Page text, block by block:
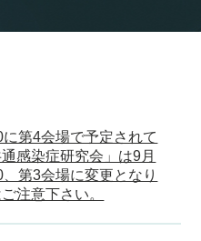
第4会場で予定されて
感染症研究会」は9月
第3会場に変更となり
注意下さい。